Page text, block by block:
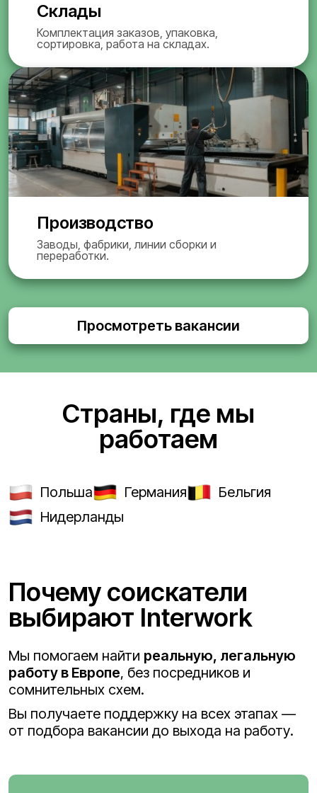
Склады
Комплектация заказов, упаковка,
сортировка, работа на складах.
Производство
Заводы, фабрики, линии сборки и
переработки.
Просмотреть вакансии
Страны, где мы
работаем
Польша Германия
Бельгия
Нидерланды
Почему соискатели
выбирают Interwork
Мы помогаем найти реальную, легальную
работу в Европе, без посредников и
сомнительных схем.
Вы получаете поддержку на всех этапах —
от подбора вакансии до выхода на работу.